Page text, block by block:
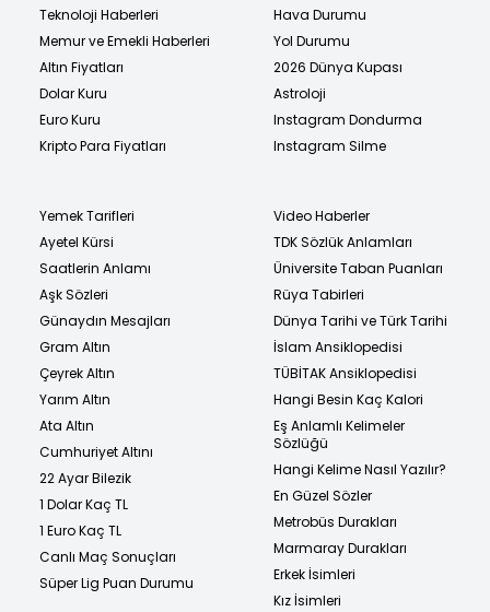
Teknoloji Haberleri
Memur ve Emekli Haberleri
Altın Fiyatları
Dolar Kuru
Euro Kuru
Kripto Para Fiyatları
Hava Durumu
Yol Durumu
2026 Dünya Kupası
Astroloji
Instagram Dondurma
Instagram Silme
Yemek Tarifleri
Ayetel Kürsi
Saatlerin Anlamı
Aşk Sözleri
Günaydın Mesajları
Gram Altın
Çeyrek Altın
Yarım Altın
Ata Altın
Cumhuriyet Altını
22 Ayar Bilezik
1 Dolar Kaç TL
1 Euro Kaç TL
Canlı Maç Sonuçları
Süper Lig Puan Durumu
Video Haberler
TDK Sözlük Anlamları
Üniversite Taban Puanları
Rüya Tabirleri
Dünya Tarihi ve Türk Tarihi
İslam Ansiklopedisi
TÜBİTAK Ansiklopedisi
Hangi Besin Kaç Kalori
Eş Anlamlı Kelimeler
Sözlüğü
Hangi Kelime Nasıl Yazılır?
En Güzel Sözler
Metrobüs Durakları
Marmaray Durakları
Erkek İsimleri
Kız İsimleri